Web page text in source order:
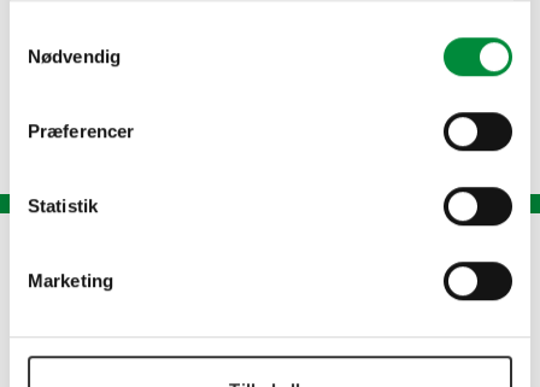
Nødvendig
Præferencer
Statistik
Marketing
team.
os.
Smedesvinget 15 · DK-6880 Tarm